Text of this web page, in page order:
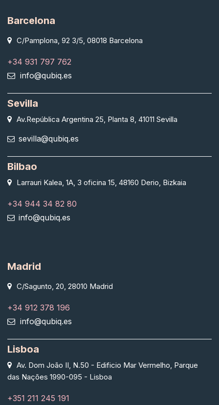
Barcelona
C/Pamplona, 92 3/5, 08018 Barcelona
+34 931 797 762
info@qubiq.es
Sevilla
Av.República Argentina 25, Planta 8, 41011 Sevilla
sevilla@qubiq.es
Bilbao
Larrauri Kalea, 1A, 3 oficina 15, 48160 Derio, Bizkaia
+34 944 34 82 80
info@qubiq.es
Madrid
C/Sagunto, 20, 28010 Madrid
+34 912 378 196
info@qubiq.es
Lisboa
Av. Dom João II, N.50 - Edificio Mar Vermelho, Parque
das Nações 1990-095 - Lisboa
+351 211 245 191